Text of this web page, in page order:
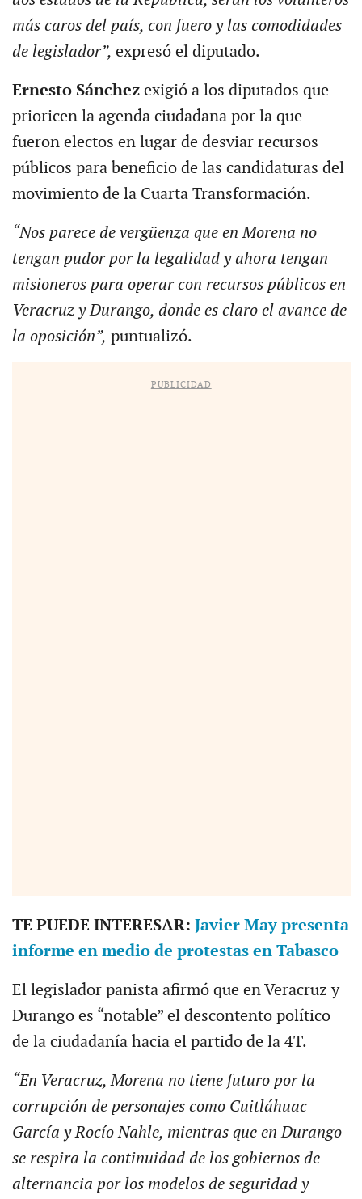
más caros del país, con fuero y las comodidades
de legislador”, expresó el diputado.
Ernesto Sánchezexigió a los diputados que
prioricen la agenda ciudadana por la que
fueron electos en lugar de desviar recursos
públicos para beneficio de las candidaturas del
movimiento de la Cuarta Transformación.
“Nos parece de vergüenza que en Morena no
tengan pudor por la legalidad y ahora tengan
misioneros para operar con recursos públicos en
Veracruz y Durango, donde es claro el avance de
la oposición”, puntualizó.
PUBLICIDAD
TE PUEDE INTERESAR: Javier May presenta
informe en medio de protestas en Tabasco
El legislador panista afirmó que en Veracruz y
Durango es “notable” el descontento político
de la ciudadanía hacia el partido de la 4T.
“En Veracruz, Morena no tiene futuro por la
corrupción de personajes como Cuitláhuac
García y Rocío Nahle, mientras que en Durango
se respira la continuidad de los gobiernos de
alternancia por los modelos de seguridad y